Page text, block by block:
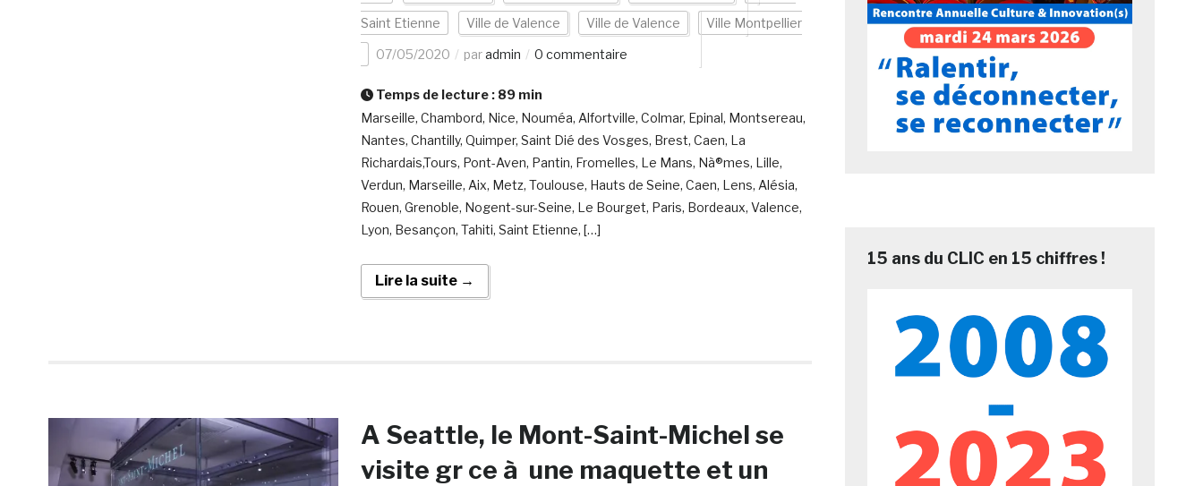
Saint Etienne Ville de Valence Ville de Valence Ville Montpellier
07/05/2020 paradmin 0 commentaire
Temps de lecture : 89 min
Marseille, Chambord, Nice, Nouméa, Alfortville, Colmar, Epinal, Montsereau,
Nantes, Chantilly, Quimper, Saint Dié des Vosges, Brest, Caen, La
Richardais,Tours, Pont-Aven, Pantin, Fromelles, Le Mans, Nà®mes, Lille,
Verdun, Marseille, Aix, Metz, Toulouse, Hauts de Seine, Caen, Lens, Alésia,
Rouen, Grenoble, Nogent-sur-Seine, Le Bourget, Paris, Bordeaux, Valence,
Lyon, Besançon, Tahiti, Saint Etienne, […]
Lire la suite →
A Seattle, le Mont-Saint-Michel se
visite gr ce à une maquette et un
15 ans du CLIC en 15 chiffres !